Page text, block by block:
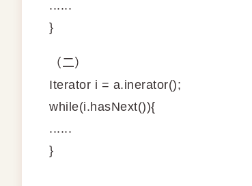
......
}
（二）
Iterator i = a.inerator();
while(i.hasNext()){
......
}